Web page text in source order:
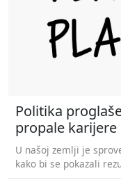
Politika
propale karijere
U našoj zemlji je
kako bi se pokazali